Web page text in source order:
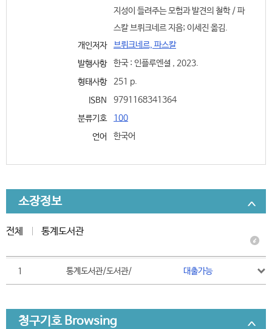
지성이 들려주는 모험과 발견의 철학 / 파
스칼 브뤼크네르 지음; 이세진 옮김.
개인저자
브뤼크네르, 파스칼
발행사항
한국 : 인플루엔셜 , 2023.
형태사항
251 p.
ISBN
9791168341364
분류기호
100
언어
한국어
소장정보
전체 통계도서관
1 통계도서관/도서관/ 대출가능
청구기호 Browsing